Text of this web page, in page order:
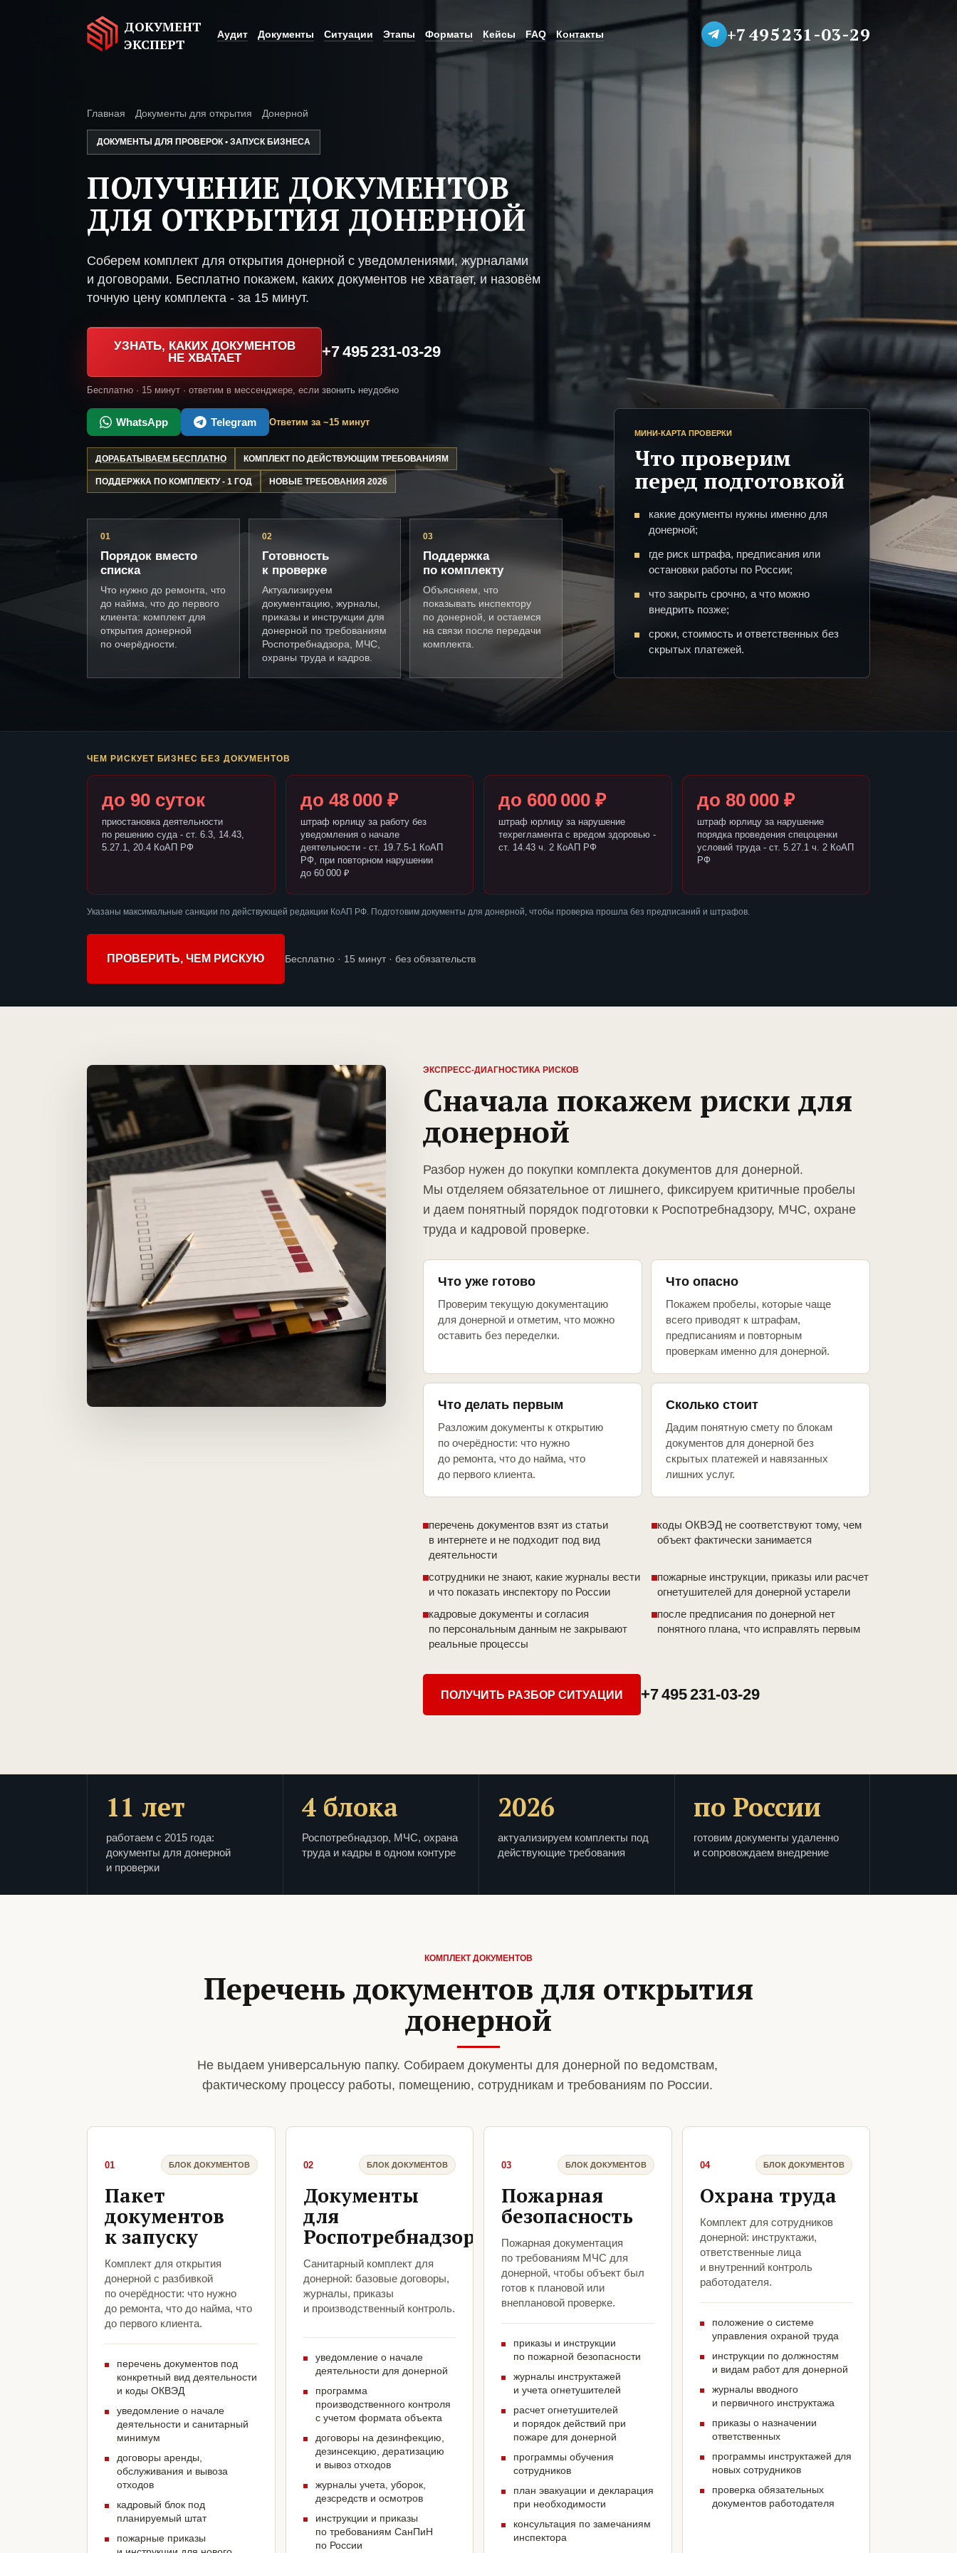
ДОКУМЕНТ
ЭКСПЕРТ
Аудит Документы Ситуации Этапы Форматы Кейсы FAQ Контакты +7 495 231-03-29
Главная Документы для открытия Донерной
ДОКУМЕНТЫ ДЛЯ ПРОВЕРОК • ЗАПУСК БИЗНЕСА
ПОЛУЧЕНИЕ ДОКУМЕНТОВ
ДЛЯ ОТКРЫТИЯ ДОНЕРНОЙ
Соберем комплект для открытия донерной с уведомлениями, журналами
и договорами. Бесплатно покажем, каких документов не хватает, и назовём
точную цену комплекта - за 15 минут.
УЗНАТЬ, КАКИХ ДОКУМЕНТОВ
НЕ ХВАТАЕТ
+7 495 231-03-29
Бесплатно · 15 минут · ответим в мессенджере, если звонить неудобно
WhatsApp Telegram Ответим за ~15 минут
ДОРАБАТЫВАЕМ БЕСПЛАТНО КОМПЛЕКТ ПО ДЕЙСТВУЮЩИМ ТРЕБОВАНИЯМ
ПОДДЕРЖКА ПО КОМПЛЕКТУ - 1 ГОД НОВЫЕ ТРЕБОВАНИЯ 2026
01
Порядок вместо
списка
Что нужно до ремонта, что
до найма, что до первого
клиента: комплект для
открытия донерной
по очерёдности.
02
Готовность
к проверке
Актуализируем
документацию, журналы,
приказы и инструкции для
донерной по требованиям
Роспотребнадзора, МЧС,
охраны труда и кадров.
03
Поддержка
по комплекту
Объясняем, что
показывать инспектору
по донерной, и остаемся
на связи после передачи
комплекта.
МИНИ-КАРТА ПРОВЕРКИ
Что проверим
перед подготовкой
какие документы нужны именно для
донерной;
где риск штрафа, предписания или
остановки работы по России;
что закрыть срочно, а что можно
внедрить позже;
сроки, стоимость и ответственных без
скрытых платежей.
ЧЕМ РИСКУЕТ БИЗНЕС БЕЗ ДОКУМЕНТОВ
до 90 суток
приостановка деятельности
по решению суда - ст. 6.3, 14.43,
5.27.1, 20.4 КоАП РФ
до 48 000 ₽
штраф юрлицу за работу без
уведомления о начале
деятельности - ст. 19.7.5-1 КоАП
РФ, при повторном нарушении
до 60 000 ₽
до 600 000 ₽
штраф юрлицу за нарушение
техрегламента с вредом здоровью -
ст. 14.43 ч. 2 КоАП РФ
до 80 000 ₽
штраф юрлицу за нарушение
порядка проведения спецоценки
условий труда - ст. 5.27.1 ч. 2 КоАП
РФ
Указаны максимальные санкции по действующей редакции КоАП РФ. Подготовим документы для донерной, чтобы проверка прошла без предписаний и штрафов.
ПРОВЕРИТЬ, ЧЕМ РИСКУЮ Бесплатно · 15 минут · без обязательств
ЭКСПРЕСС-ДИАГНОСТИКА РИСКОВ
Сначала покажем риски для
донерной
Разбор нужен до покупки комплекта документов для донерной.
Мы отделяем обязательное от лишнего, фиксируем критичные пробелы
и даем понятный порядок подготовки к Роспотребнадзору, МЧС, охране
труда и кадровой проверке.
Что уже готово
Проверим текущую документацию
для донерной и отметим, что можно
оставить без переделки.
Что опасно
Покажем пробелы, которые чаще
всего приводят к штрафам,
предписаниям и повторным
проверкам именно для донерной.
Что делать первым
Разложим документы к открытию
по очерёдности: что нужно
до ремонта, что до найма, что
до первого клиента.
Сколько стоит
Дадим понятную смету по блокам
документов для донерной без
скрытых платежей и навязанных
лишних услуг.
перечень документов взят из статьи
в интернете и не подходит под вид
деятельности
коды ОКВЭД не соответствуют тому, чем
объект фактически занимается
сотрудники не знают, какие журналы вести
и что показать инспектору по России
пожарные инструкции, приказы или расчет
огнетушителей для донерной устарели
кадровые документы и согласия
по персональным данным не закрывают
реальные процессы
после предписания по донерной нет
понятного плана, что исправлять первым
ПОЛУЧИТЬ РАЗБОР СИТУАЦИИ +7 495 231-03-29
11 лет
работаем с 2015 года:
документы для донерной
и проверки
4 блока
Роспотребнадзор, МЧС, охрана
труда и кадры в одном контуре
2026
актуализируем комплекты под
действующие требования
по России
готовим документы удаленно
и сопровождаем внедрение
КОМПЛЕКТ ДОКУМЕНТОВ
Перечень документов для открытия
донерной
Не выдаем универсальную папку. Собираем документы для донерной по ведомствам,
фактическому процессу работы, помещению, сотрудникам и требованиям по России.
01 БЛОК ДОКУМЕНТОВ
Пакет
документов
к запуску
Комплект для открытия
донерной с разбивкой
по очерёдности: что нужно
до ремонта, что до найма, что
до первого клиента.
перечень документов под
конкретный вид деятельности
и коды ОКВЭД
уведомление о начале
деятельности и санитарный
минимум
договоры аренды,
обслуживания и вывоза
отходов
кадровый блок под
планируемый штат
пожарные приказы
02 БЛОК ДОКУМЕНТОВ
Документы
для
Роспотребнадзора
Санитарный комплект для
донерной: базовые договоры,
журналы, приказы
и производственный контроль.
уведомление о начале
деятельности для донерной
программа
производственного контроля
с учетом формата объекта
договоры на дезинфекцию,
дезинсекцию, дератизацию
и вывоз отходов
журналы учета, уборок,
дезсредств и осмотров
инструкции и приказы
по требованиям СанПиН
по России
03 БЛОК ДОКУМЕНТОВ
Пожарная
безопасность
Пожарная документация
по требованиям МЧС для
донерной, чтобы объект был
готов к плановой или
внеплановой проверке.
приказы и инструкции
по пожарной безопасности
журналы инструктажей
и учета огнетушителей
расчет огнетушителей
и порядок действий при
пожаре для донерной
программы обучения
сотрудников
план эвакуации и декларация
при необходимости
консультация по замечаниям
инспектора
04 БЛОК ДОКУМЕНТОВ
Охрана труда
Комплект для сотрудников
донерной: инструктажи,
ответственные лица
и внутренний контроль
работодателя.
положение о системе
управления охраной труда
инструкции по должностям
и видам работ для донерной
журналы вводного
и первичного инструктажа
приказы о назначении
ответственных
программы инструктажей для
новых сотрудников
проверка обязательных
документов работодателя